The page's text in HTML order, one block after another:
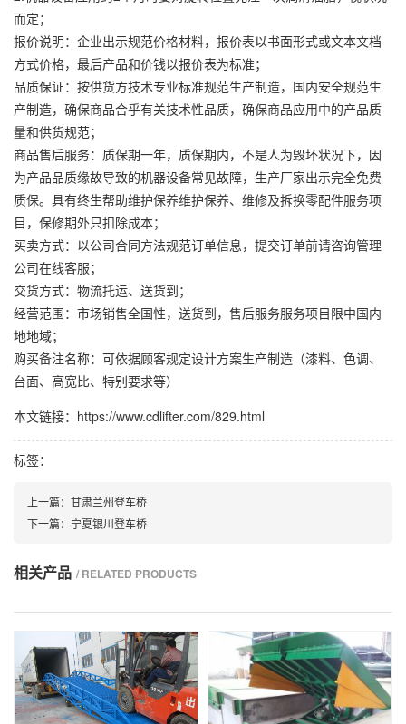
而定；
报价说明：企业出示规范价格材料，报价表以书面形式或文本文档
方式价格，最后产品和价钱以报价表为标准；
品质保证：按供货方技术专业标准规范生产制造，国内安全规范生
产制造，确保商品合乎有关技术性品质，确保商品应用中的产品质
量和供货规范；
商品售后服务：质保期一年，质保期内，不是人为毁坏状况下，因
为产品品质缘故导致的机器设备常见故障，生产厂家出示完全免费
质保。具有终生帮助维护保养维护保养、维修及拆换零配件服务项
目，保修期外只扣除成本；
买卖方式：以公司合同方法规范订单信息，提交订单前请咨询管理
公司在线客服；
交货方式：物流托运、送货到；
经营范围：市场销售全国性，送货到，售后服务服务项目限中国内
地地域；
购买备注名称：可依据顾客规定设计方案生产制造（漆料、色调、
台面、高宽比、特别要求等）
本文链接：https://www.cdlifter.com/829.html
标签：
上一篇： 甘肃兰州登车桥
下一篇： 宁夏银川登车桥
相关产品 / RELATED PRODUCTS